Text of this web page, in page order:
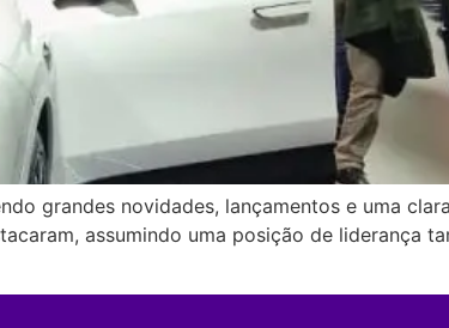
grandes novidades, lançamentos e uma
assumindo uma posição de liderança